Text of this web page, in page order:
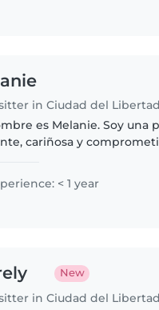
es Melanie. Soy una
cariñosa y
niños con Trastorno..
< 1 year
New